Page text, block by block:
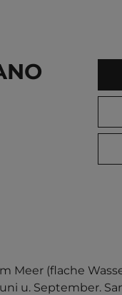
(flache
u. September.